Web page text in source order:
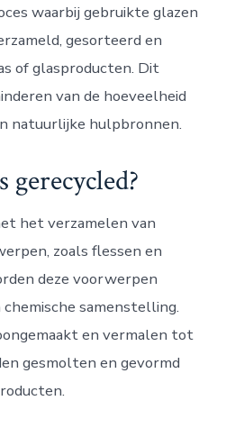
waarbij gebruikte glazen
gesorteerd en
of glasproducten. Dit
van de hoeveelheid
natuurlijke hulpbronnen.
gerecycled?
het verzamelen van
zoals flessen en
deze voorwerpen
samenstelling.
en vermalen tot
gesmolten en gevormd